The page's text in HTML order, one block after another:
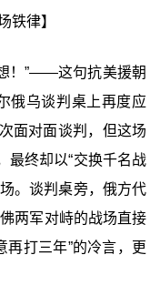
铁律】
！”——这句抗美援朝
俄乌谈判桌上再度应
面对面谈判，但这场
最终却以“交换千名战
。谈判桌旁，俄方代
两军对峙的战场直接
再打三年”的冷言，更